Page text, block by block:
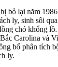
bỏ lại năm
ly, sinh sôi
chó khổng
Carolina và
bố phân tích
ly.